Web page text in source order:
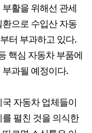
활을 위해선 관세
으로 수입산 자동
터 부과하고 있다.
핵심 자동차 부품에
과될 예정이다.
자동차 업체들이
펼친 것을 의식한